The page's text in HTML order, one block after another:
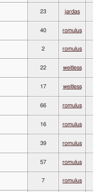
23 jardas
40 romulus
2 romulus
22 weitless
17 weitless
66 romulus
16 romulus
39 romulus
57 romulus
7 romulus